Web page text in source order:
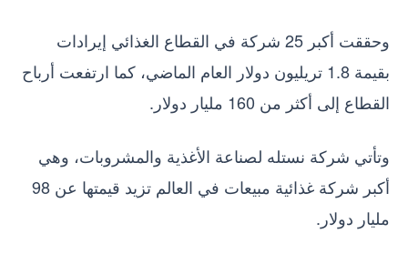
وحققت أكبر 25 شركة في القطاع الغذائي إيرادات
بقيمة 1.8 تريليون دولار العام الماضي، كما ارتفعت أرباح
القطاع إلى أكثر من 160 مليار دولار.
وتأتي شركة نستله لصناعة الأغذية والمشروبات، وهي
أكبر شركة غذائية مبيعات في العالم تزيد قيمتها عن 98
مليار دولار.